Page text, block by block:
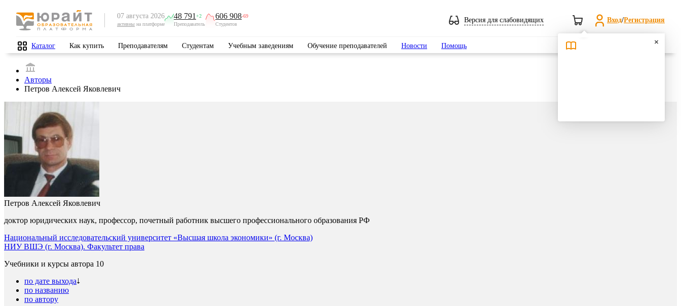
07 августа 2026
активны на платформе
48 791 +2
Преподаватель
606 908-69
Студентов
Версия для слабовидящих Вход/Регистрация
Каталог Как купить Преподавателям Студентам Учебным заведениям Обучение преподавателей Новости Помощь Поиск
Авторы
Петров Алексей Яковлевич
Петров Алексей Яковлевич
доктор юридических наук, профессор, почетный работник высшего профессионального образования РФ
Национальный исследовательский университет «Высшая школа экономики» (г. Москва)
НИУ ВШЭ (г. Москва). Факультет права
Учебники и курсы автора 10
по дате выхода
по названию
по автору